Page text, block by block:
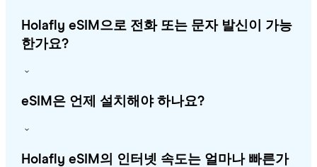
Holafly eSIM으로 전화 또는 문자 발신이 가능
한가요?
eSIM은 언제 설치해야 하나요?
Holafly eSIM의 인터넷 속도는 얼마나 빠른가